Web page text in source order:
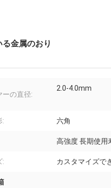
金属のおり
ーの直径:
2.0-4.0mm
: 六角
高強度 長期使用
: カスタマイズで